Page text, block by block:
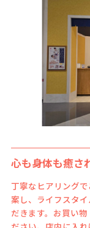
心も身体も癒さ
丁寧なヒアリング
案し、ライフスタ
だきます。お買い